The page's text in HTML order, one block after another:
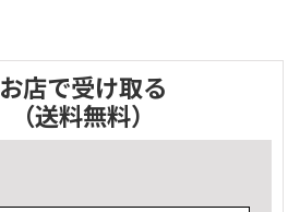
お店で受け取る
（送料無料）